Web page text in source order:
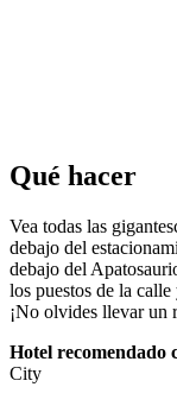
Qué hacer
Vea todas las
debajo del
debajo del
los puestos de la
¡No olvides llevar un
Hotel recomendado
City